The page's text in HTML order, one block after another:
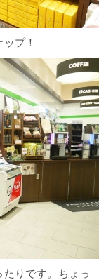
プ！
りです。ちょっ